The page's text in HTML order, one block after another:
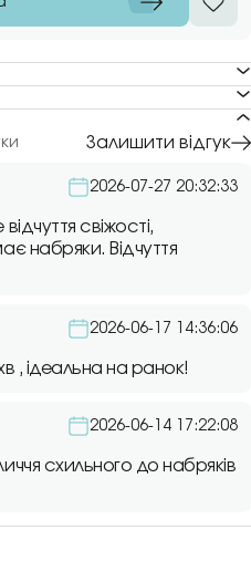
Залишити відгук
2026-07-27 20:32:33
свіжості,
набряки. Відчуття
2026-06-17 14:36:06
, ідеальна на ранок!
2026-06-14 17:22:08
схильного до набряків